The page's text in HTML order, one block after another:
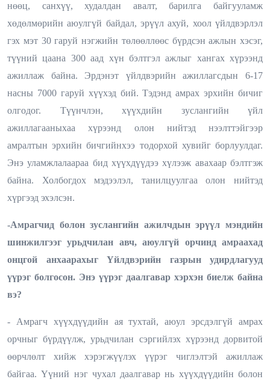
нөөц, санхүү, худалдан авалт, барилга байгууламж
хөдөлмөрийн аюулгүй байдал, эрүүл ахуй, хоол үйлдвэрлэл
гэх мэт 30 гаруй нэгжийн төлөөллөөс бүрдсэн ажлын хэсэг,
түүний цаана 300 аад хүн бэлтгэл ажлыг хангах хүрээнд
ажиллаж байна. Эрдэнэт үйлдвэрийн ажиллагсдын 6-17
насны 7000 гаруй хүүхэд бий. Тэдэнд амрах эрхийн бичиг
олгодог. Түүнчлэн, хүүхдийн зуслангийн үйл
ажиллагааныхаа хүрээнд олон нийтэд нээлттэйгээр
амралтын эрхийн бичгийнхээ тодорхой хувийг борлуулдаг.
Энэ уламжлалаараа бид хүүхдүүдээ хүлээж авахаар бэлтгэж
байна. Холбогдох мэдээлэл, танилцуулгаа олон нийтэд
хүргээд эхэлсэн.
-Амрагчид болон зуслангийн ажилчдын эрүүл мэндийн
шинжилгээг урьдчилан авч, аюулгүй орчинд амраахад
онцгой анхаарахыг Үйлдвэрийн газрын удирдлагууд
үүрэг болгосон. Энэ үүрэг даалгавар хэрхэн биелж байна
вэ?
- Амрагч хүүхдүүдийн ая тухтай, аюул эрсдэлгүй амрах
орчныг бүрдүүлж, урьдчилан сэргийлэх хүрээнд дорвитой
өөрчлөлт хийж хэрэгжүүлэх үүрэг чиглэлтэй ажиллаж
байгаа. Үүний нэг чухал даалгавар нь хүүхдүүдийн болон